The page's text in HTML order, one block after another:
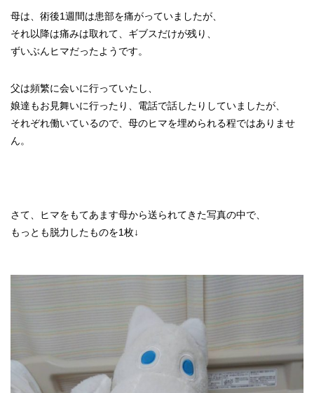
母は、術後1週間は患部を痛がっていましたが、
それ以降は痛みは取れて、ギブスだけが残り、
ずいぶんヒマだったようです。
父は頻繁に会いに行っていたし、
娘達もお見舞いに行ったり、電話で話したりしていましたが、
それぞれ働いているので、母のヒマを埋められる程ではありませ
ん。
さて、ヒマをもてあます母から送られてきた写真の中で、
もっとも脱力したものを1枚↓